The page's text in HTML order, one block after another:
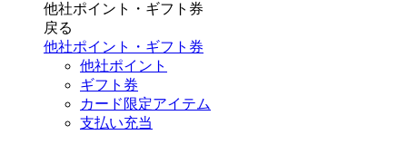
他社ポイント・ギフト券
戻る
他社ポイント・ギフト券
他社ポイント
ギフト券
カード限定アイテム
支払い充当